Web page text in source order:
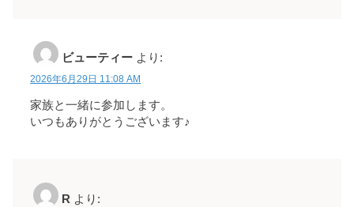
ビューティー より:
2026年6月29日 11:08 AM
家族と一緒に参加します。
いつもありがとうございます♪
R より: